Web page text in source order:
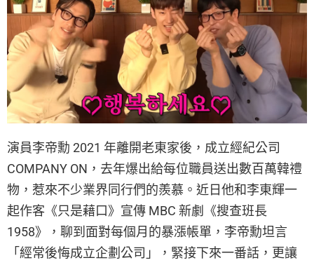
演員李帝勳 2021 年離開老東家後，成立經紀公司
COMPANY ON，去年爆出給每位職員送出數百萬韓禮
物，惹來不少業界同行們的羨慕。近日他和李東輝一
起作客《只是藉口》宣傳 MBC 新劇《搜查班長
1958》，聊到面對每個月的暴漲帳單，李帝勳坦言
「經常後悔成立企劃公司」，緊接下來一番話，更讓